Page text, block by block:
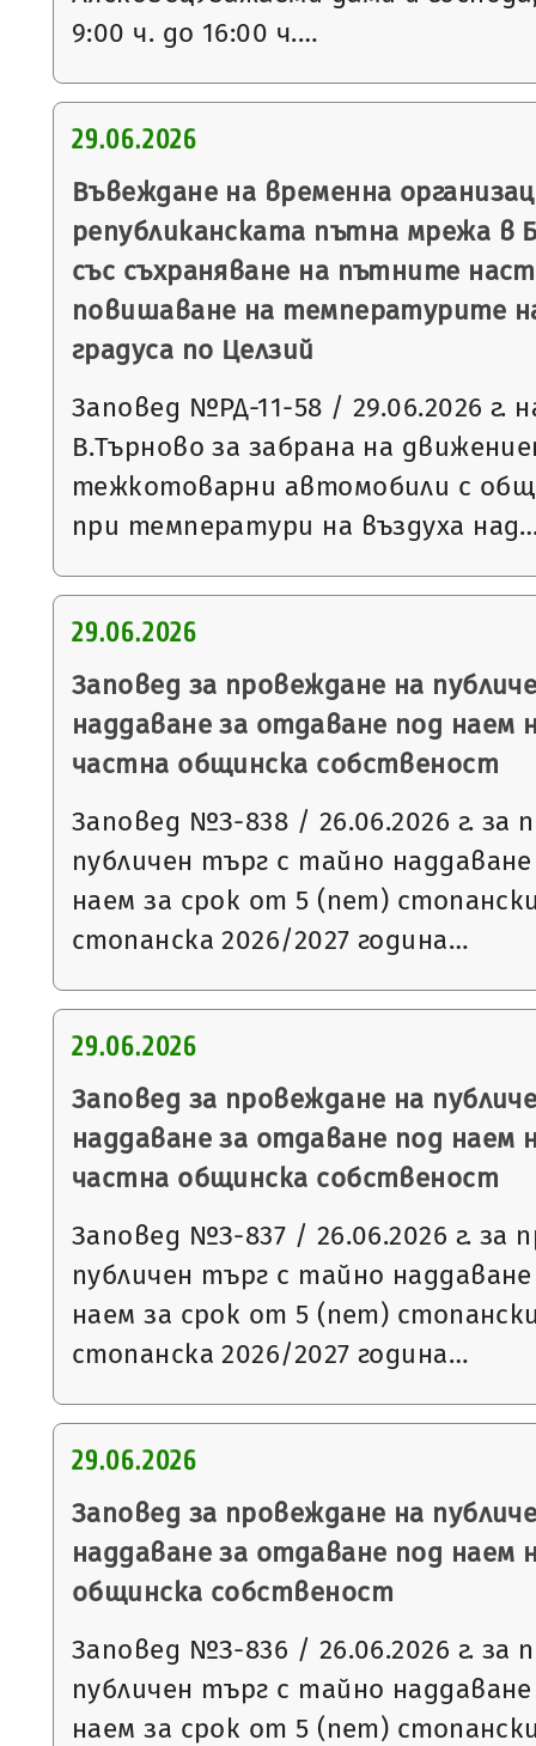
9:00 ч. до 16:00 ч.…
29.06.2026
Въвеждане на временна
републиканската пътна мрежа в
със съхраняване на пътните
повишаване на температурите
градуса по Целзий
Заповед №РД-11-58 / 29.06.2026 г.
В.Търново за забрана на
тежкотоварни автомобили с
при температури на въздуха
29.06.2026
Заповед за провеждане на
наддаване за отдаване под
частна общинска собственост
Заповед №З-838 / 26.06.2026 г. за
публичен търг с тайно
наем за срок от 5 (пет)
стопанска 2026/2027 година…
29.06.2026
Заповед за провеждане на
наддаване за отдаване под
частна общинска собственост
Заповед №З-837 / 26.06.2026 г. за
публичен търг с тайно
наем за срок от 5 (пет)
стопанска 2026/2027 година…
29.06.2026
Заповед за провеждане на
наддаване за отдаване под наем
общинска собственост
Заповед №З-836 / 26.06.2026 г. за
публичен търг с тайно
наем за срок от 5 (пет)